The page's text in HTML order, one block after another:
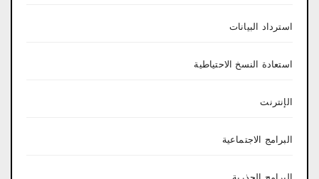
استرداد البيانات
استعادة النسخ الاحتياطية
الإنترنت
البرامج الاجتماعية